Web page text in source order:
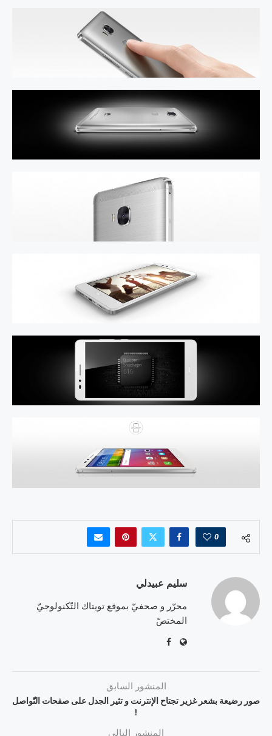
0
سليم عبيدلي
محرّر و صحفيّ بموقع تويتاك التّكنولوجيّ
المختصّ
المنشور السابق
صور رضيعة بشعر غزير تجتاح الإنترنت و تثير الجدل على صفحات التّواصل
!
المنشور التالي